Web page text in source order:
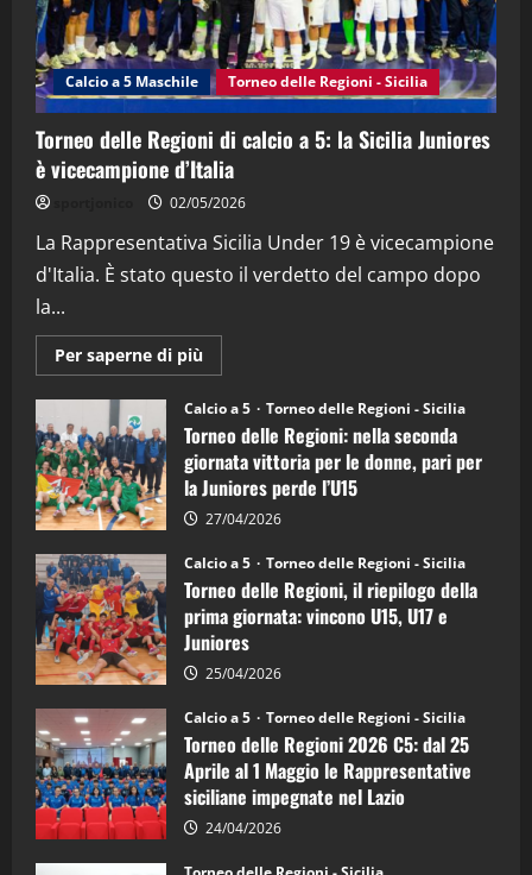
5
"SportEmpire" in Podcast
“SportEmpire” in Podcast: 26^ Puntata
(Martedi 07 Aprile 2026)
08/04/2026
Calcio a 5 Maschile Torneo delle Regioni - Sicilia
Torneo delle Regioni di calcio a 5: la Sicilia Juniores
è vicecampione d’Italia
02/05/2026
La Rappresentativa Sicilia Under 19 è vicecampione
d'Italia. È stato questo il verdetto del campo dopo
la...
Per saperne di più
informazioni
Torneo
delle
Regioni
di
calcio
a
5:
la
Juniores
è
vicecampione
d’Italia
Calcio a 5 Torneo delle Regioni - Sicilia
Torneo delle Regioni: nella seconda
giornata vittoria per le donne, pari per
la Juniores perde l’U15
27/04/2026
Calcio a 5 Torneo delle Regioni - Sicilia
Torneo delle Regioni, il riepilogo della
prima giornata: vincono U15, U17 e
Juniores
25/04/2026
Calcio a 5 Torneo delle Regioni - Sicilia
Torneo delle Regioni 2026 C5: dal 25
Aprile al 1 Maggio le Rappresentative
siciliane impegnate nel Lazio
24/04/2026